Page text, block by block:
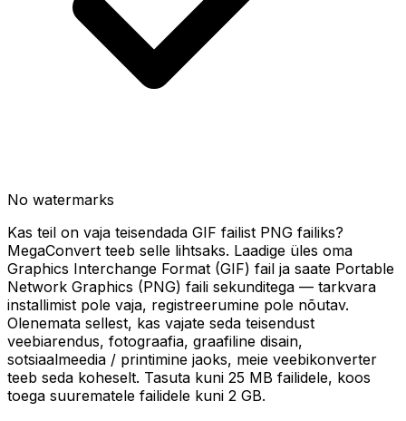
No watermarks
Kas teil on vaja teisendada GIF failist PNG failiks?
MegaConvert teeb selle lihtsaks. Laadige üles oma
Graphics Interchange Format (GIF) fail ja saate Portable
Network Graphics (PNG) faili sekunditega — tarkvara
installimist pole vaja, registreerumine pole nõutav.
Olenemata sellest, kas vajate seda teisendust
veebiarendus, fotograafia, graafiline disain,
sotsiaalmeedia / printimine jaoks, meie veebikonverter
teeb seda koheselt. Tasuta kuni 25 MB failidele, koos
toega suurematele failidele kuni 2 GB.